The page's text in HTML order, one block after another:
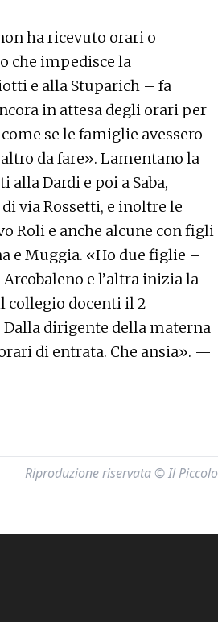
ha ricevuto orari o
che impedisce la
e alla Stuparich – fa
in attesa degli orari per
se le famiglie avessero
da fare». Lamentano la
Dardi e poi a Saba,
via Rossetti, e inoltre le
Roli e anche alcune con figli
e Muggia. «Ho due figlie –
e l’altra inizia la
collegio docenti il 2
dirigente della materna
di entrata. Che ansia». —
Riproduzione riservata © Il Piccolo